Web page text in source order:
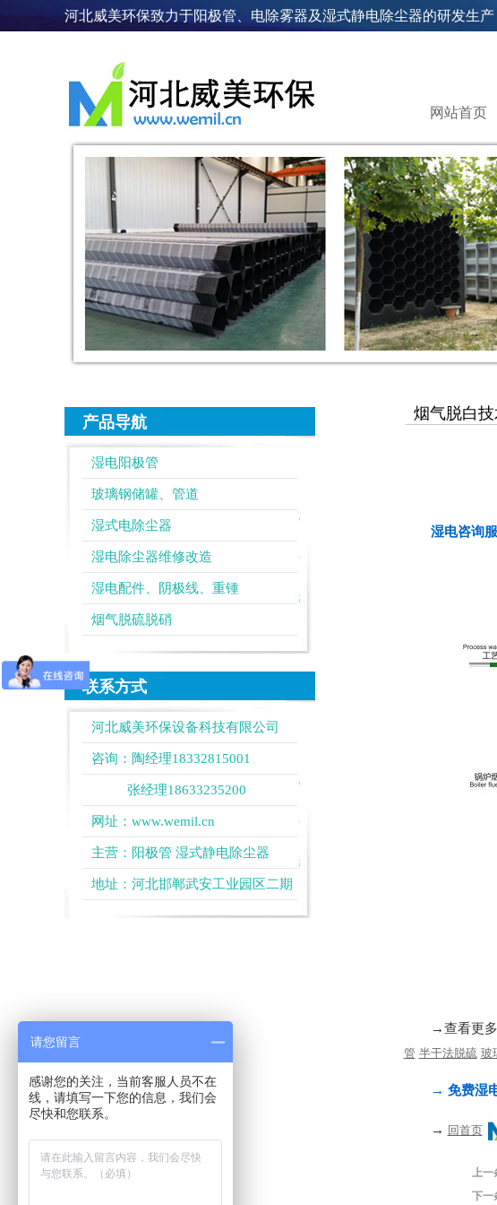
河北威美环保致力于阳极管、电除雾器及湿式静电除尘器的研发生产
网站首页
产品导航
湿电阳极管
玻璃钢储罐、管道
湿式电除尘器
湿电除尘器维修改造
湿电配件、阴极线、重锺
烟气脱硫脱硝
联系方式
河北威美环保设备科技有限公司
咨询：陶经理18332815001
张经理18633235200
网址： www.wemil.cn
主营： 阳极管 湿式静电除尘器
地址：河北邯郸武安工业园区二期
烟气脱白
湿电咨询
→查看更
管 半干法脱硫 玻
→ 免费湿
→ 回首页
上一
下一
请您留言
感谢您的关注，当前客服人员不在
线，请填写一下您的信息，我们会
尽快和您联系。